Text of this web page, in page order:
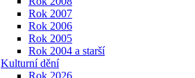
Rok 2007
Rok 2006
Rok 2005
Rok 2004 a starší
Kulturní dění
Rok 2026